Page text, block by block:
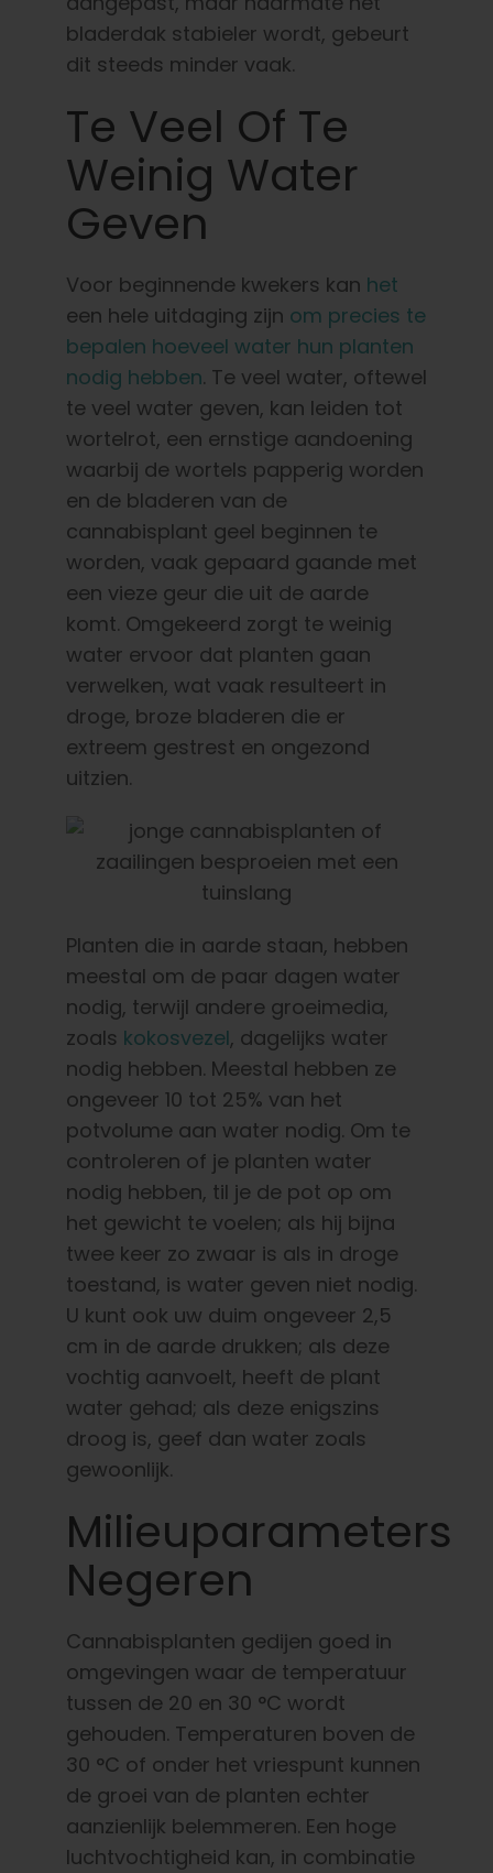
bladerdak stabieler wordt, gebeurt
dit steeds minder vaak.
Te Veel Of Te
Weinig Water
Geven
Voor beginnende kwekers kan het
een hele uitdaging zijn om precies te
bepalen hoeveel water hun planten
nodig hebben. Te veel water, oftewel
te veel water geven, kan leiden tot
wortelrot, een ernstige aandoening
waarbij de wortels papperig worden
en de bladeren van de
cannabisplant geel beginnen te
worden, vaak gepaard gaande met
een vieze geur die uit de aarde
komt. Omgekeerd zorgt te weinig
water ervoor dat planten gaan
verwelken, wat vaak resulteert in
droge, broze bladeren die er
extreem gestrest en ongezond
uitzien.
Planten die in aarde staan, hebben
meestal om de paar dagen water
nodig, terwijl andere groeimedia,
zoals kokosvezel, dagelijks water
nodig hebben. Meestal hebben ze
ongeveer 10 tot 25% van het
potvolume aan water nodig. Om te
controleren of je planten water
nodig hebben, til je de pot op om
het gewicht te voelen; als hij bijna
twee keer zo zwaar is als in droge
toestand, is water geven niet nodig.
U kunt ook uw duim ongeveer 2,5
cm in de aarde drukken; als deze
vochtig aanvoelt, heeft de plant
water gehad; als deze enigszins
droog is, geef dan water zoals
gewoonlijk.
Milieuparameters
Negeren
Cannabisplanten gedijen goed in
omgevingen waar de temperatuur
tussen de 20 en 30 °C wordt
gehouden. Temperaturen boven de
30 °C of onder het vriespunt kunnen
de groei van de planten echter
aanzienlijk belemmeren. Een hoge
luchtvochtigheid kan, in combinatie